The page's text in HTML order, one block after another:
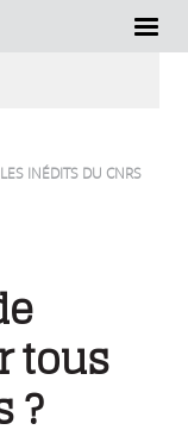
LES INÉDITS DU CNRS
tous
?